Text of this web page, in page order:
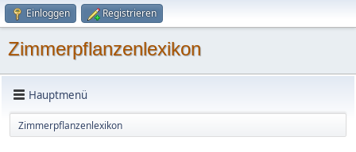
Einloggen Registrieren
Zimmerpflanzenlexikon
Hauptmenü
Zimmerpflanzenlexikon